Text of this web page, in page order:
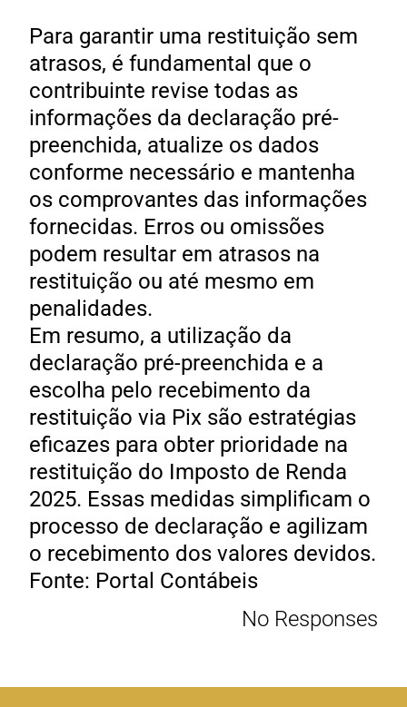
Para garantir uma restituição sem
atrasos, é fundamental que o
contribuinte revise todas as
informações da declaração pré-
preenchida, atualize os dados
conforme necessário e mantenha
os comprovantes das informações
fornecidas. Erros ou omissões
podem resultar em atrasos na
restituição ou até mesmo em
penalidades. ​
Em resumo, a utilização da
declaração pré-preenchida e a
escolha pelo recebimento da
restituição via Pix são estratégias
eficazes para obter prioridade na
restituição do Imposto de Renda
2025. Essas medidas simplificam o
processo de declaração e agilizam
o recebimento dos valores devidos.
Fonte: Portal Contábeis
No Responses